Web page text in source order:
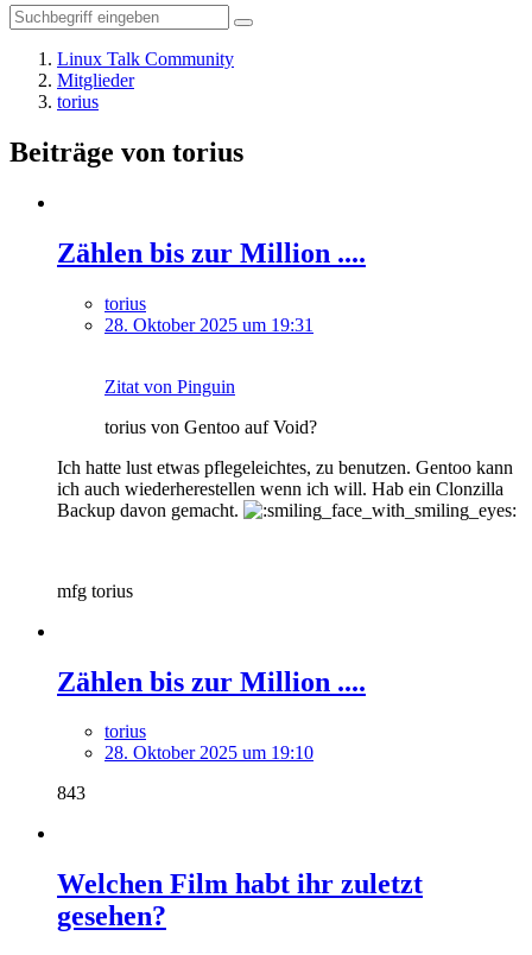
Linux Talk Community
Mitglieder
torius
Beiträge von torius
Zählen bis zur Million ....
torius
28. Oktober 2025 um 19:31
Zitat von Pinguin
torius von Gentoo auf Void?
Ich hatte lust etwas pflegeleichtes, zu benutzen. Gentoo kann
ich auch wiederherestellen wenn ich will. Hab ein Clonzilla
Backup davon gemacht.
mfg torius
Zählen bis zur Million ....
torius
28. Oktober 2025 um 19:10
843
Welchen Film habt ihr zuletzt
gesehen?